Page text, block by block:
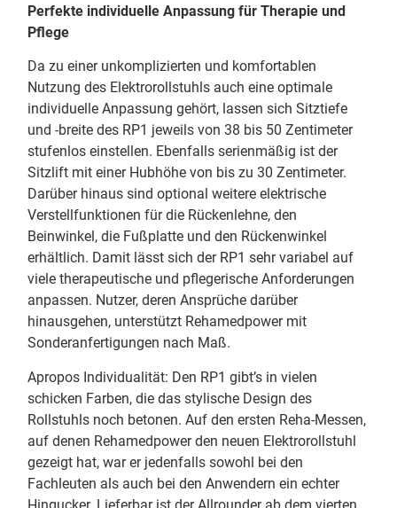
Perfekte individuelle Anpassung für Therapie und
Pflege
Da zu einer unkomplizierten und komfortablen
Nutzung des Elektrorollstuhls auch eine optimale
individuelle Anpassung gehört, lassen sich Sitztiefe
und -breite des RP1 jeweils von 38 bis 50 Zentimeter
stufenlos einstellen. Ebenfalls serienmäßig ist der
Sitzlift mit einer Hubhöhe von bis zu 30 Zentimeter.
Darüber hinaus sind optional weitere elektrische
Verstellfunktionen für die Rückenlehne, den
Beinwinkel, die Fußplatte und den Rückenwinkel
erhältlich. Damit lässt sich der RP1 sehr variabel auf
viele therapeutische und pflegerische Anforderungen
anpassen. Nutzer, deren Ansprüche darüber
hinausgehen, unterstützt Rehamedpower mit
Sonderanfertigungen nach Maß.
Apropos Individualität: Den RP1 gibt’s in vielen
schicken Farben, die das stylische Design des
Rollstuhls noch betonen. Auf den ersten Reha-Messen,
auf denen Rehamedpower den neuen Elektrorollstuhl
gezeigt hat, war er jedenfalls sowohl bei den
Fachleuten als auch bei den Anwendern ein echter
Hingucker. Lieferbar ist der Allrounder ab dem vierten